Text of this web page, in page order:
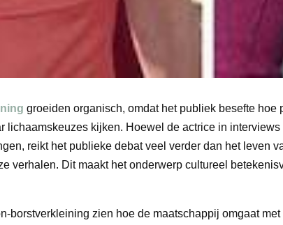
groeiden organisch, omdat het publiek besefte hoe
lichaamskeuzes kijken. Hoewel de actrice in
reikt het publieke debat veel verder dan het leven
verhalen. Dit maakt het onderwerp cultureel
borstverkleining zien hoe de maatschappij omgaat